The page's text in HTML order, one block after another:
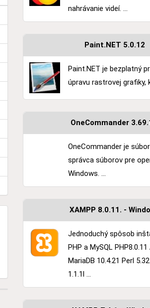
nahrávanie videí. ...
Paint.NET 5.0.12
Paint.NET je bezplatný
úpravu rastrovej grafiky,
OneCommander
OneCommander je
správca súborov pre
Windows. ...
XAMPP 8.0.11. -
Jednoduchý spôsob
PHP a MySQL
MariaDB 10.4.21 Perl
1.1.1l ...